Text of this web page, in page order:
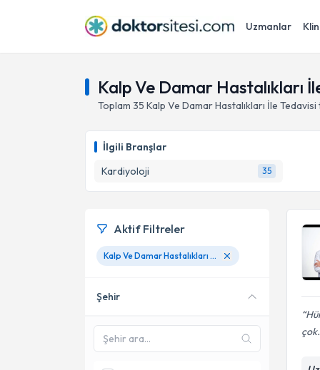
Uzmanlar
Kalp Ve Damar Hastalıkları
Toplam 35 Kalp Ve Damar Hastalıkları İle Tedavisi
İlgili Branşlar
Kardiyoloji
35
Aktif Filtreler
Kalp Ve Damar Hastalıkları İle Tedavisi
Şehir